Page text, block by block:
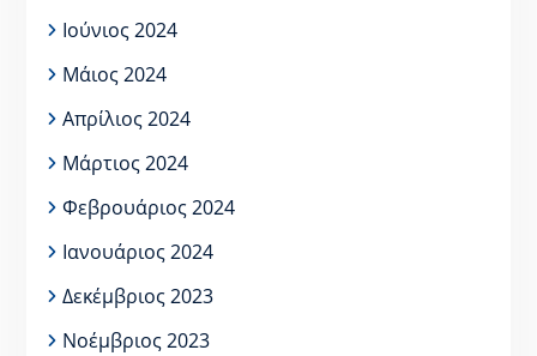
Ιούνιος 2024
Μάιος 2024
Απρίλιος 2024
Μάρτιος 2024
Φεβρουάριος 2024
Ιανουάριος 2024
Δεκέμβριος 2023
Νοέμβριος 2023